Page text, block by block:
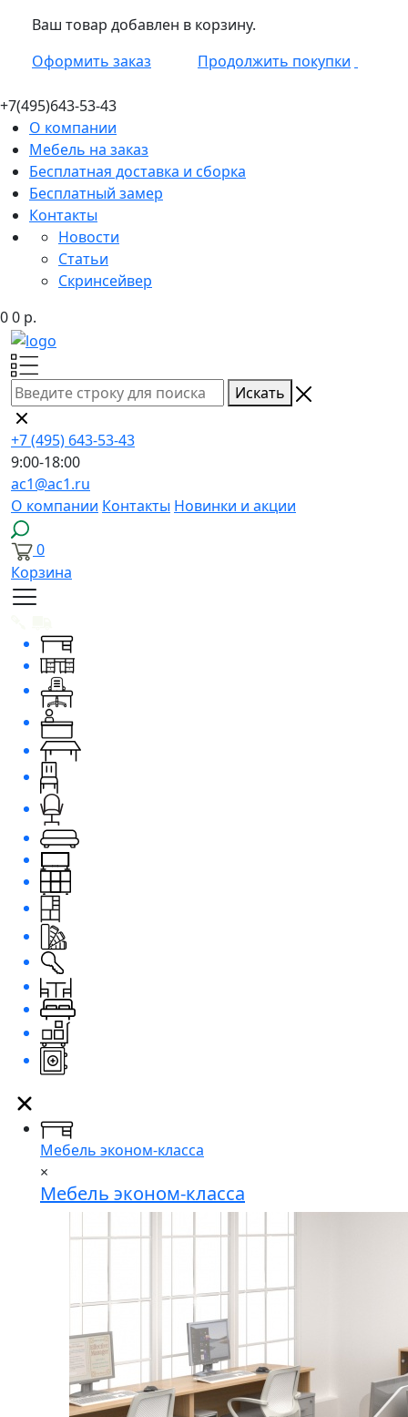
Ваш товар добавлен в корзину.
Оформить заказ
Продолжить покупки
+7(495)643-53-43
О компании
Мебель на заказ
Бесплатная доставка и сборка
Бесплатный замер
Контакты
Новости
Статьи
Скринсейвер
00 р.
Искать
+7 (495) 643-53-43
9:00-18:00
ac1@ac1.ru
О компании Контакты Новинки и акции
0
Корзина
Мебель эконом-класса
×
Мебель эконом-класса